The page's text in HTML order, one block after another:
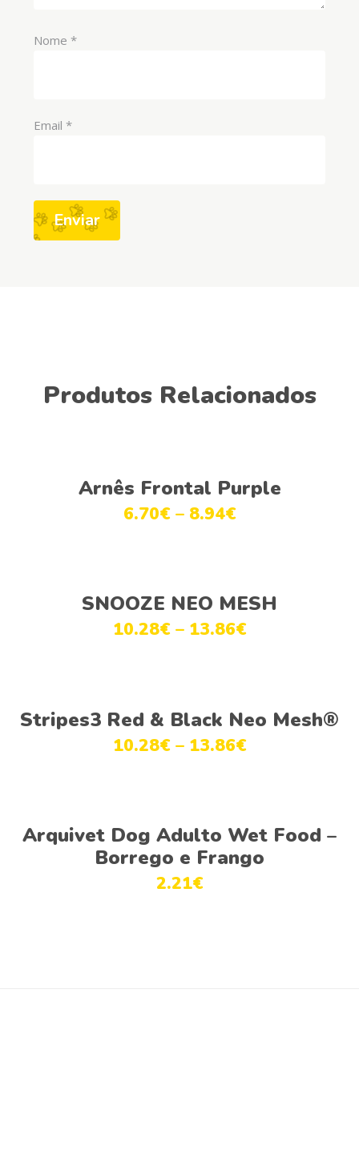
Nome *
Email *
Produtos Relacionados
Ver opções
Arnês Frontal Purple
6.70€ – 8.94€
Ver opções
SNOOZE NEO MESH
10.28€ – 13.86€
Ver opções
Stripes3 Red & Black Neo Mesh®
10.28€ – 13.86€
Ver opções
Arquivet Dog Adulto Wet Food –
Borrego e Frango
2.21€